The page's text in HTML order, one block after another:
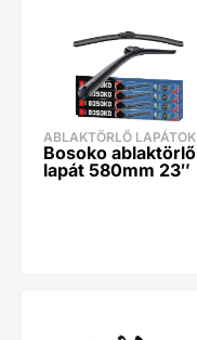
ABLAKTÖRLŐ LAPÁTOK
Bosoko ablaktörlő
lapát 580mm 23″